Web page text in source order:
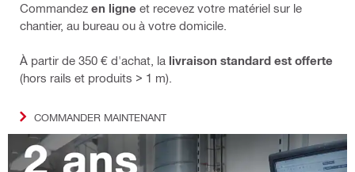
Commandez en ligne et recevez votre matériel sur le
chantier, au bureau ou à votre domicile.
À partir de 350 € d'achat, la livraison standard est offerte
(hors rails et produits > 1 m).
COMMANDER MAINTENANT